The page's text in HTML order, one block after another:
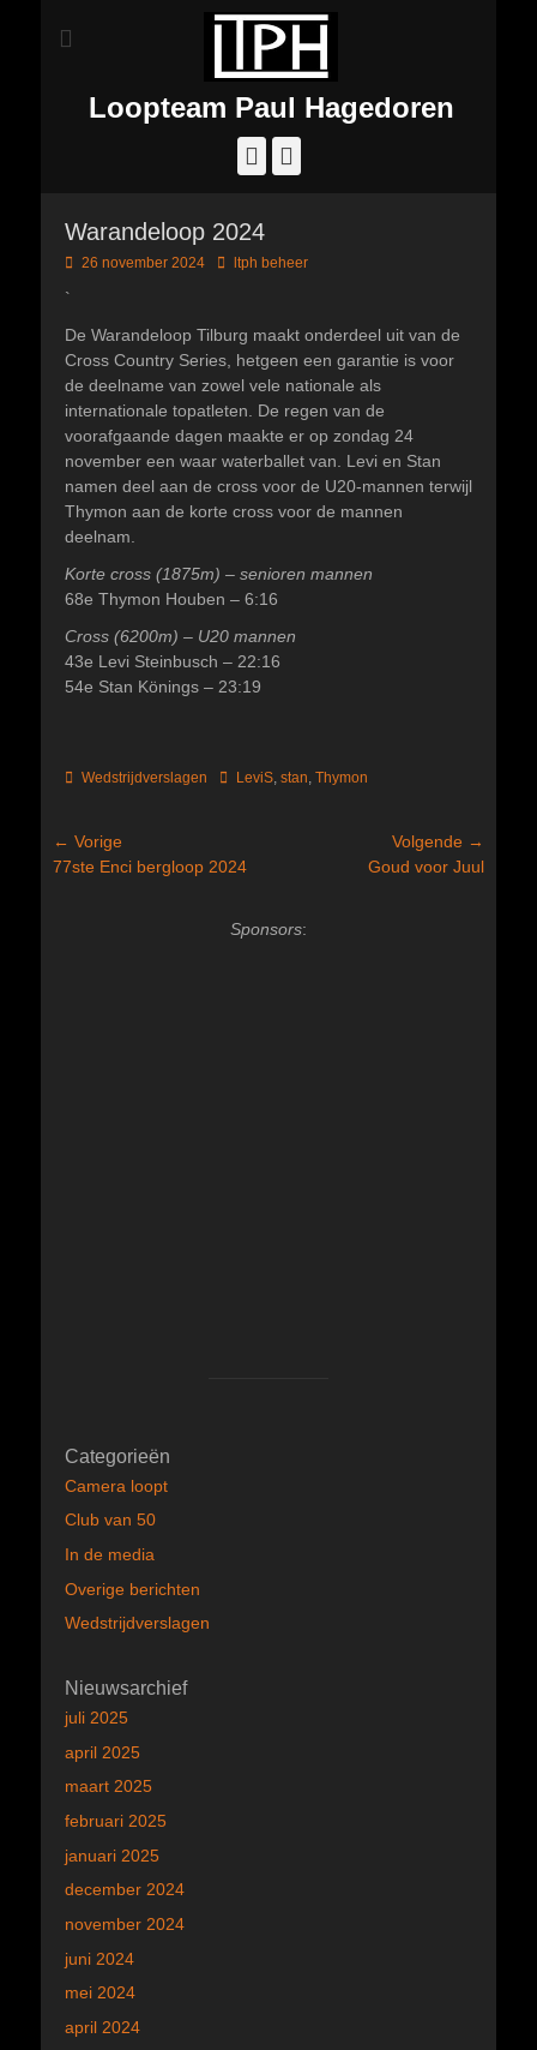
Loopteam Paul Hagedoren
Facebook
Warandeloop 2024
Geplaatst
26 november 2024 Authorltph beheer
`
De Warandeloop Tilburg maakt onderdeel uit van de
Cross Country Series, hetgeen een garantie is voor
de deelname van zowel vele nationale als
internationale topatleten. De regen van de
voorafgaande dagen maakte er op zondag 24
november een waar waterballet van. Levi en Stan
namen deel aan de cross voor de U20-mannen terwijl
Thymon aan de korte cross voor de mannen
deelnam.
Korte cross (1875m) – senioren mannen
68e Thymon Houben – 6:16
Cross (6200m) – U20 mannen
43e Levi Steinbusch – 22:16
54e Stan Könings – 23:19
Categorieën
Wedstrijdverslagen TagsLeviS stan Thymon
Bericht
navigatie
← Vorige
Vorig
77ste Enci bergloop 2024
Volgende →
Goud voor Juul
Sponsors:
Categorieën
Camera loopt
Club van 50
In de media
Overige berichten
Wedstrijdverslagen
Nieuwsarchief
juli 2025
april 2025
maart 2025
februari 2025
januari 2025
december 2024
november 2024
juni 2024
mei 2024
april 2024